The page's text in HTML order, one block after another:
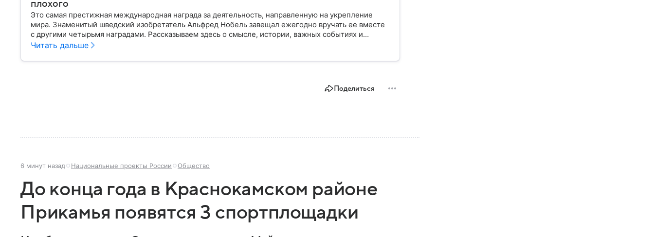
плохого
Это самая престижная международная награда за деятельность, направленную на укрепление
мира. Знаменитый шведский изобретатель Альфред Нобель завещал ежегодно вручать ее вместе
с другими четырьмя наградами. Рассказываем здесь о смысле, истории, важных событиях и
обладателях Нобелевской премии мира.
Читать дальше
Поделиться
6 минут назад Национальные проекты России Общество
До конца года в Краснокамском районе
Прикамья появятся 3 спортплощадки